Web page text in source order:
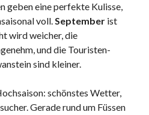
geben eine perfekte Kulisse,
voll.September ist
wird weicher, die
und die Touristen-
sind kleiner.
schönstes Wetter,
Gerade rund um Füssen